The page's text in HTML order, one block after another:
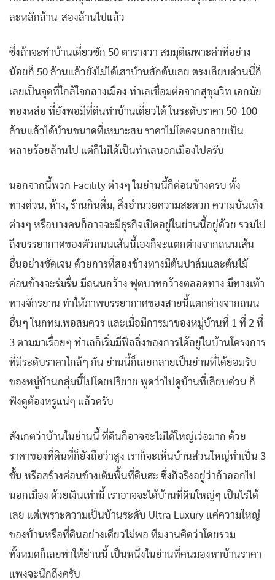
ละหลักล้าน-สองล้านไปแล้ว
ซึ่งถ้าจะทำบ้านเดี่ยวซัก 50 ตารางวา สมมุติเฉพาะค่าที่อย่าง
น้อยก็ 50 ล้านแล้วยังไม่ได้เสาบ้านสักต้นเลย ตรงเลียบด่วนนี่ก็
เลยเป็นจุดที่ใกล้ใจกลางเมือง ทำเลเชื่อมต่อจากสุขุมวิท เอกมัย
ทองหล่อ ที่ยังพอมีที่ดินทำบ้านเดี่ยวได้ ในระดับราคา 50-100
ล้านแล้วได้บ้านขนาดที่เหมาะสม ราคาไม่โดดจนกลายเป็น
หลายร้อยล้านไป แต่ก็ไม่ได้เป็นทำเลนอกเมืองไปครับ
นอกจากนี้พวก Facility ต่างๆ ในย่านนี้ก็ค่อนข้างครบ ทั้ง
ทางด่วน, ห้าง, ร้านกินดื่ม, สิ่งอำนวยความสะดวก ความบันเทิง
ต่างๆ หรือบางคนก็อาจจะมีธุรกิจเปิดอยู่ในย่านนี้อยู่ด้วย รวมไป
ถึงบรรยากาศของตัวถนนเส้นนี้เองก็จะแตกต่างจากถนนเส้น
อื่นอย่างชัดเจน ด้วยการที่สองข้างทางมีต้นปาล์มและต้นไม้
ค่อนข้างจะร่มรื่น มีถนนกว้าง ฟุตบาทกว้างตลอดทาง มีทางเท้า
ทางจักรยาน ทำให้ภาพบรรยากาศของสายนี้แตกต่างจากถนน
อื่นๆ ในกทม.พอสมควร และเมื่อมีการมาของหมู่บ้านที่ 1 ที่ 2 ที่
3 ตามมาเรื่อยๆ ทำเลก็เริ่มมีฟีลลิ่งของการได้อยู่ในบ้านโครงการ
ที่มีระดับราคาใกล้ๆ กัน ย่านนี้ก็เลยกลายเป็นย่านที่ได้ยอมรับ
ของหมู่บ้านกลุ่มนี้ไปโดยปริยาย พูดว่าไปดูบ้านที่เลียบด่วน ก็
ฟังดูต้องหรูแน่ๆ แล้วครับ
สังเกตว่าบ้านในย่านนี้ ที่ดินก็อาจจะไม่ได้ใหญ่เว่อมาก ด้วย
ราคาของที่ดินที่ก็ยังถือว่าสูง เราก็จะเห็นบ้านส่วนใหญ่ทำเป็น 3
ชั้น หรือสร้างค่อนข้างเต็มพื้นที่ดินฮะ ซึ่งก็จริงอยู่ว่าถ้าออกไป
นอกเมือง ด้วยเงินเท่านี้ เราอาจจะได้บ้านที่ดินใหญ่ๆ เป็นไร่ได้
เลย แต่เพราะความเป็นบ้านระดับ Ultra Luxury แค่ความใหญ่
ของบ้านหรือที่ดินอย่างเดียวไม่พอ ทีมงานคิดว่าโดยรวม
ทั้งหมดก็เลยทำให้ย่านนี้ เป็นหนึ่งในย่านที่คนมองหาบ้านราคา
แพงจะนึกถึงครับ